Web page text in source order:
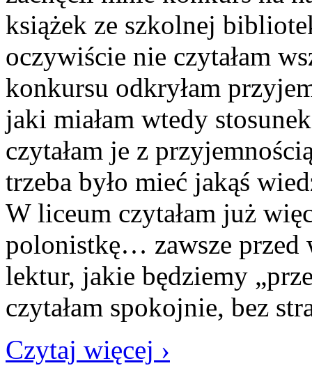
książek ze szkolnej
oczywiście nie czytałam
konkursu odkryłam
jaki miałam wtedy
czytałam je z
trzeba było mieć jakąś
W liceum czytałam już
polonistkę… zawsze przed
lektur, jakie będziemy
czytałam spokojnie, bez
Czytaj więcej ›